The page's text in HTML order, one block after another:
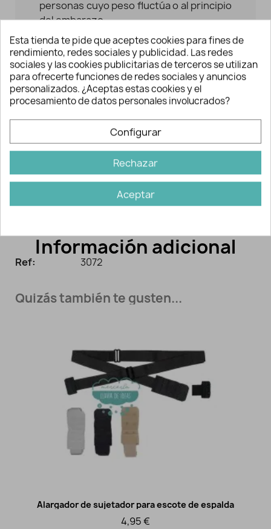
personas cuyo peso fluctúa o al principio
del embarazo.
Muy fácil de acoplar, sin necesidad de
coser, muy rápido, se engancha
directamente sobre el botón.
Cómo utilizar el botón
1. Abroche la cinta del botón confort en el
botón de los pantalones o de la falda.
2. Abroche el botón confort en el ojal de
los pantalones.
Información adicional
Ref: 3072
Quizás también te gusten...
Vista rápida
Alargador de sujetador para escote de espalda
4,95 €
Esta tienda te pide que aceptes cookies para fines de
rendimiento, redes sociales y publicidad. Las redes
sociales y las cookies publicitarias de terceros se utilizan
para ofrecerte funciones de redes sociales y anuncios
personalizados. ¿Aceptas estas cookies y el
procesamiento de datos personales involucrados?
Configurar
Rechazar
Aceptar